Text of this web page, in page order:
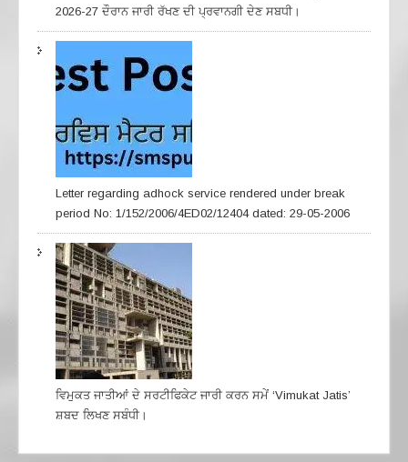
2026-27 ਦੌਰਾਨ ਜਾਰੀ ਰੱਖਣ ਦੀ ਪ੍ਰਵਾਨਗੀ ਦੇਣ ਸਬਧੀ।
Letter regarding adhock service rendered under break
period No: 1/152/2006/4ED02/12404 dated: 29-05-2006
ਵਿਮੁਕਤ ਜਾਤੀਆਂ ਦੇ ਸਰਟੀਫਿਕੇਟ ਜਾਰੀ ਕਰਨ ਸਮੇਂ ‘Vimukat Jatis’
ਸ਼ਬਦ ਲਿਖਣ ਸਬੰਧੀ।